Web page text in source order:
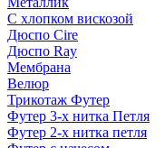
С хлопком вискозой
Дюспо Cire
Дюспо Ray
Мембрана
Велюр
Трикотаж Футер
Футер 3-х нитка Петля
Футер 2-х нитка петля